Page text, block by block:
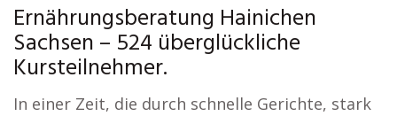
Ernährungsberatung Hainichen
Sachsen – 524 überglückliche
Kursteilnehmer.
In einer Zeit, die durch schnelle Gerichte, stark